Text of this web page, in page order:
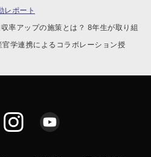
レポート
率アップの施策とは？ 8年生が取り組
学連携によるコラボレーション授